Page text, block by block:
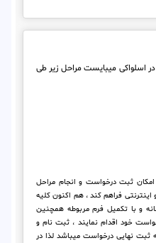
اسلواکی میبایست مراحل زیر طی
امکان ثبت درخواست و انجام مراحل
فراهم کند ، هم اکنون کلیه
و با تکمیل فرم مربوطه همچنین
خود اقدام نمایند ، ثبت نام و
ثبت نهایی درخواست میباشد لذا در